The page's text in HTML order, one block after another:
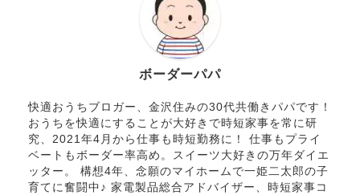
ボーダーパパ
快適おうちブロガー、金沢住みの30代共働きパパです！
おうちを快適にすることが大好きで時短家事を常に研
究、2021年4月から仕事も時短勤務に！ 仕事もプライ
ベートもボーダー率高め。スイーツ大好きの万年ダイエ
ッター。 構想4年、念願のマイホームで一姫二太郎の子
育てに奮闘中♪ 家電製品総合アドバイザー、時短家事コ